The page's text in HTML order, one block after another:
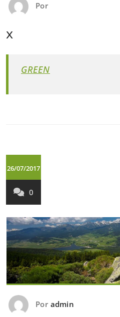
Por
x
GREEN
26/07/2017
0
Por admin